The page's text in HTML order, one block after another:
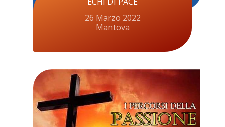
26 Marzo 2022
Mantova